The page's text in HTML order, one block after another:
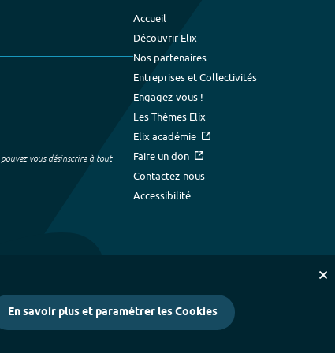
vous désinscrire à tout
Accueil
Découvrir Elix
Nos partenaires
Entreprises et Collectivités
Engagez-vous !
Les Thèmes Elix
Elix académie
Faire un don
Contactez-nous
Accessibilité
En savoir plus et paramétrer les Cookies